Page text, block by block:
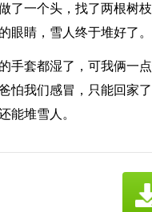
了一个头，找了两根树
眼睛，雪人终于堆好了。
手套都湿了，可我俩一
怕我们感冒，只能回家
能堆雪人。